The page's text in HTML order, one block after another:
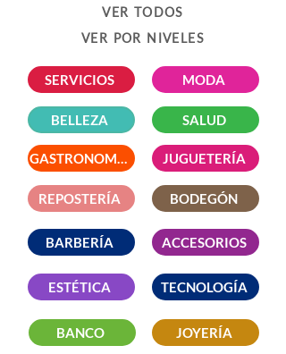
VER TODOS
VER POR NIVELES
SERVICIOS
BELLEZA
GASTRONOMÍA
REPOSTERÍA
MODA
SALUD
JUGUETERÍA
BODEGÓN
BARBERÍA ACCESORIOS
ESTÉTICA TECNOLOGÍA
BANCO JOYERÍA